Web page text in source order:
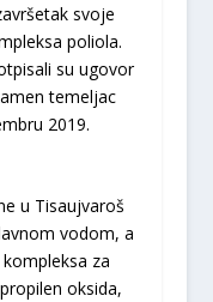
svoje
poliola.
su ugovor
temeljac
2019.
u Tisaujvaroš
vodom, a
za
oksida,